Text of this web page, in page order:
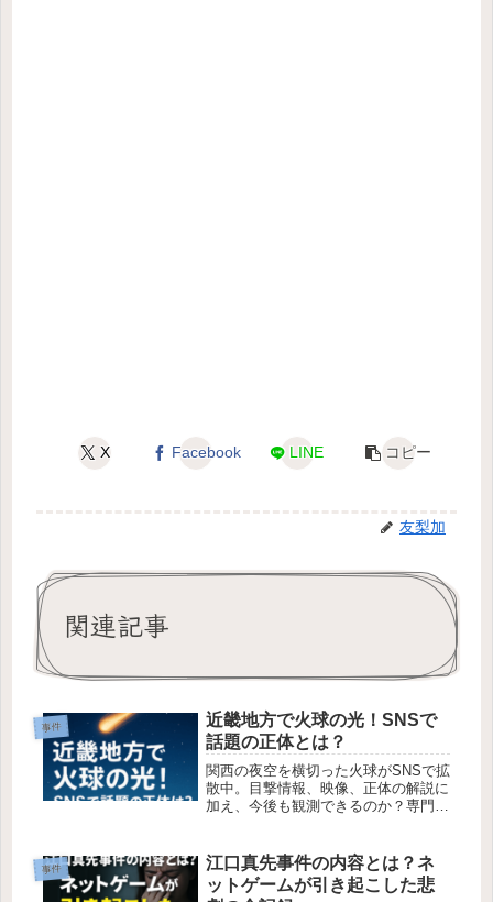
X Facebook LINE コピー
友梨加
関連記事
事件
近畿地方で火球の光！SNSで
話題の正体とは？
関西の夜空を横切った火球がSNSで拡
散中。目撃情報、映像、正体の解説に
加え、今後も観測できるのか？専門家
事件
江口真先事件の内容とは？ネ
ットゲームが引き起こした悲